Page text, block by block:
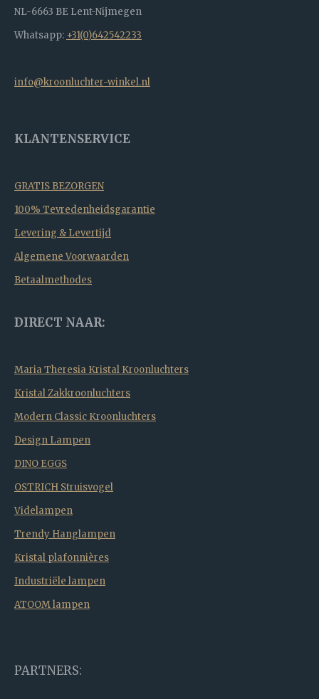
NL-6663 BE Lent-Nijmegen
Whatsapp: +31(0)642542233
info@kroonluchter-winkel.nl
KLANTENSERVICE
GRATIS BEZORGEN
100% Tevredenheidsgarantie
Levering & Levertijd
Algemene Voorwaarden
Betaalmethodes
DIRECT NAAR:
Maria Theresia Kristal Kroonluchters
Kristal Zakkroonluchters
Modern Classic Kroonluchters
Design Lampen
DINO EGGS
OSTRICH Struisvogel
Videlampen
Trendy Hanglampen
Kristal plafonnières
Industriële lampen
ATOOM lampen
PARTNERS: